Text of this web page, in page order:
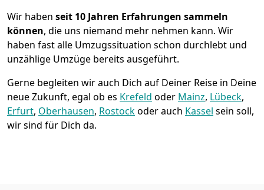
Wir haben seit 10 Jahren Erfahrungen sammeln
können, die uns niemand mehr nehmen kann. Wir
haben fast alle Umzugssituation schon durchlebt und
unzählige Umzüge bereits ausgeführt.
Gerne begleiten wir auch Dich auf Deiner Reise in Deine
neue Zukunft, egal ob es Krefeld oder Mainz, Lübeck,
Erfurt, Oberhausen, Rostockoder auch Kassel sein soll,
wir sind für Dich da.